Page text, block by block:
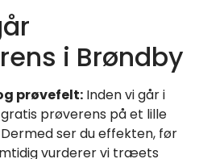
i Brøndby
prøvefelt: Inden vi går i
prøverens på et lille
ser du effekten, før
vurderer vi træets